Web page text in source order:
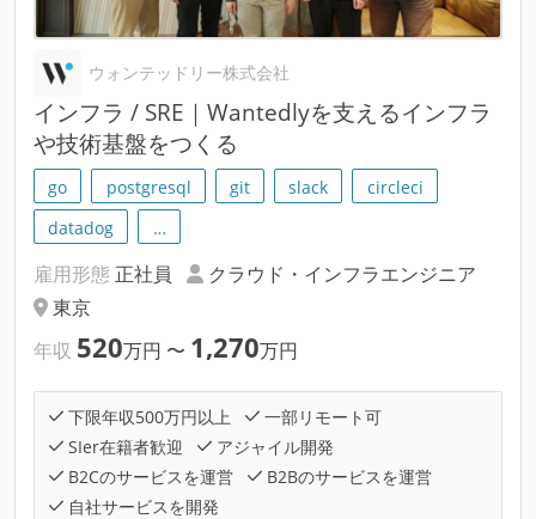
ウォンテッドリー株式会社
インフラ / SRE｜Wantedlyを支えるインフラ
や技術基盤をつくる
go postgresql git slack
circleci
datadog
…
雇用形態 正社員
クラウド・インフラエンジニア
東京
年収 520万円 〜 1,270万円
下限年収500万円以上
一部リモート可
SIer在籍者歓迎
アジャイル開発
B2Cのサービスを運営
B2Bのサービスを運営
自社サービスを開発